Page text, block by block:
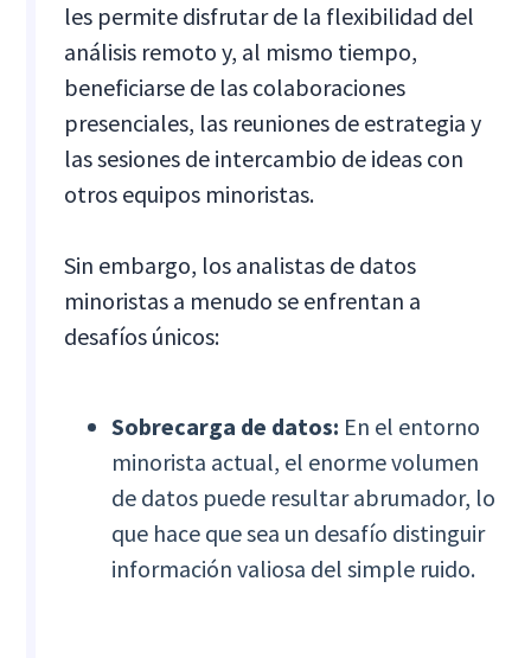
les permite disfrutar de la flexibilidad del
análisis remoto y, al mismo tiempo,
beneficiarse de las colaboraciones
presenciales, las reuniones de estrategia y
las sesiones de intercambio de ideas con
otros equipos minoristas.
Sin embargo, los analistas de datos
minoristas a menudo se enfrentan a
desafíos únicos:
Sobrecarga de datos: En el entorno
minorista actual, el enorme volumen
de datos puede resultar abrumador, lo
que hace que sea un desafío distinguir
información valiosa del simple ruido.